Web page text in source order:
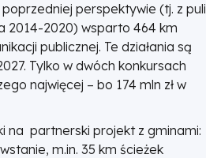
perspektywie (tj. z puli
2014-2020) wsparto 464 km
publicznej. Te działania są
Tylko w dwóch konkursach
najwięcej – bo 174 mln zł w
na partnerski projekt z gminami:
m.in. 35 km ścieżek